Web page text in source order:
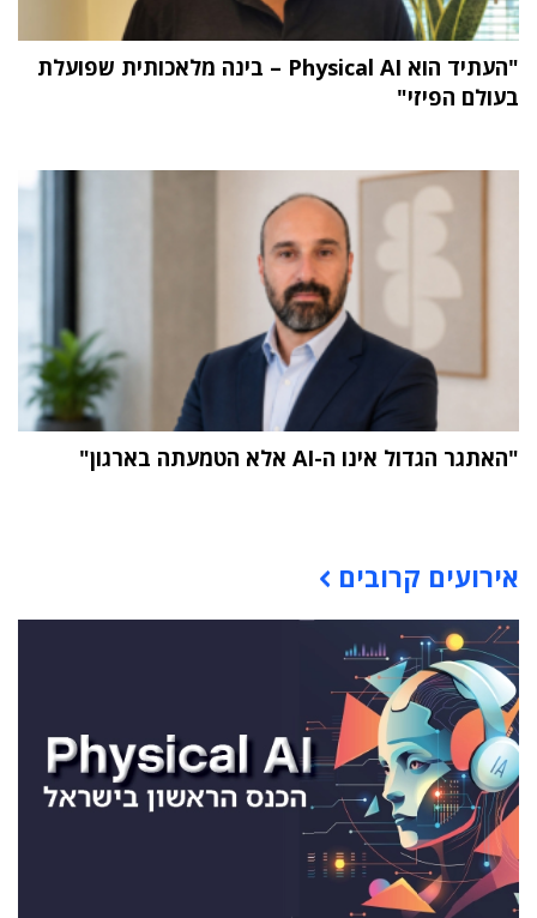
"העתיד הוא Physical AI – בינה מלאכותית שפועלת
בעולם הפיזי"
"האתגר הגדול אינו ה-AI אלא הטמעתה בארגון"
אירועים קרובים